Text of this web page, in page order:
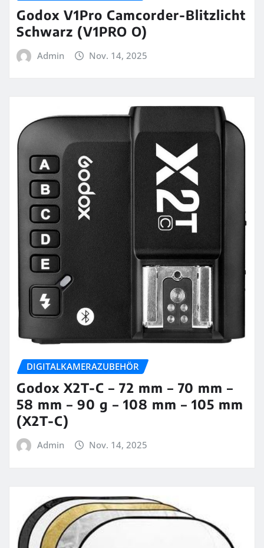
Godox V1Pro Camcorder-Blitzlicht
Schwarz (V1PRO O)
Admin Nov. 14, 2025
DIGITALKAMERAZUBEHÖR
Godox X2T-C – 72 mm – 70 mm –
58 mm – 90 g – 108 mm – 105 mm
(X2T-C)
Admin Nov. 14, 2025